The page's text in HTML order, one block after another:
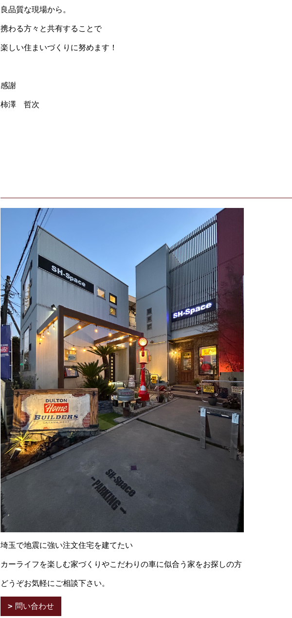
良品質な現場から。
携わる方々と共有することで
楽しい住まいづくりに努めます！
感謝
柿澤 哲次
埼玉で地震に強い注文住宅を建てたい
カーライフを楽しむ家づくりやこだわりの車に似合う家をお探しの方
どうぞお気軽にご相談下さい。
問い合わせ